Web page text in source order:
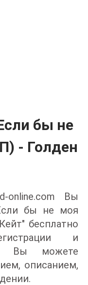
бы не
- Голден
online.com Вы
бы не моя
бесплатно
и
Вы можете
описанием,